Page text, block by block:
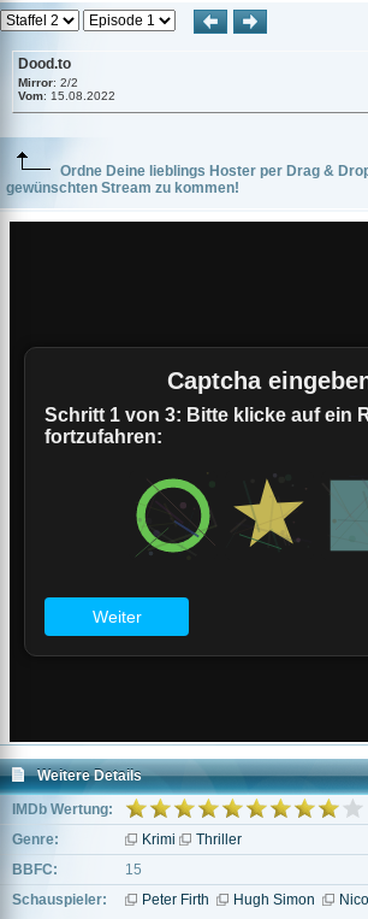
Dood.to
Mirror: 2/2
Vom: 15.08.2022
Ordne Deine lieblings Hoster per Drag &
gewünschten Stream zu kommen!
Weitere Details
IMDb Wertung:
Genre:
Krimi
Thriller
BBFC:
15
Schauspieler:
Peter Firth Hugh Simon